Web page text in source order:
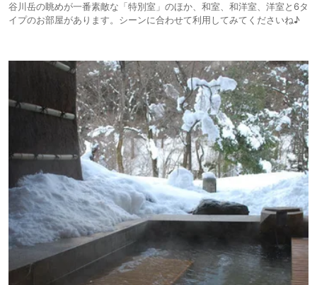
谷川岳の眺めが一番素敵な「特別室」のほか、和室、和洋室、洋室と6タ
イプのお部屋があります。シーンに合わせて利用してみてくださいね♪